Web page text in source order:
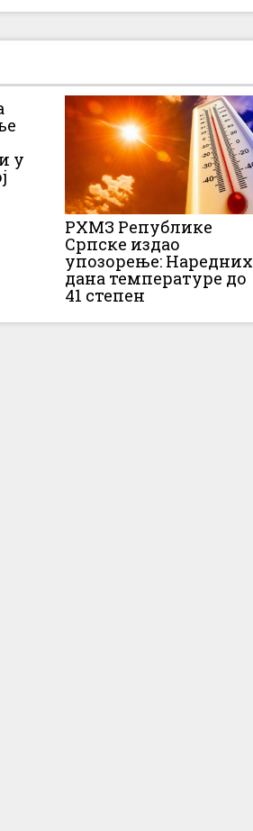
у
РХМЗ Републике
Српске издао
упозорење: Наредних
дана температуре до
41 степен